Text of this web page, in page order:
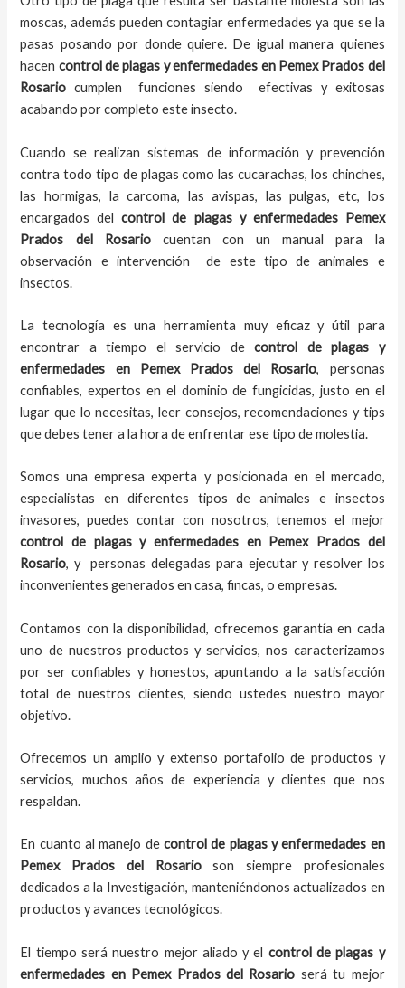
moscas, además pueden contagiar enfermedades ya que se la
pasas posando por donde quiere. De igual manera quienes
hacen control de plagas y enfermedades en Pemex Prados del
Rosario cumplen funciones siendo efectivas y exitosas
acabando por completo este insecto.
Cuando se realizan sistemas de información y prevención
contra todo tipo de plagas como las cucarachas, los chinches,
las hormigas, la carcoma, las avispas, las pulgas, etc, los
encargados delcontrol de plagas y enfermedades Pemex
Prados del Rosariocuentan con un manual para la
observación e intervención de este tipo de animales e
insectos.
La tecnología es una herramienta muy eficaz y útil para
encontrar a tiempo el servicio decontrol de plagas y
enfermedades en Pemex Prados del Rosario, personas
confiables, expertos en el dominio de fungicidas, justo en el
lugar que lo necesitas, leer consejos, recomendaciones y tips
que debes tener a la hora de enfrentar ese tipo de molestia.
Somos una empresa experta y posicionada en el mercado,
especialistas en diferentes tipos de animales e insectos
invasores, puedes contar con nosotros, tenemos el mejor
control de plagas y enfermedades en Pemex Prados del
Rosario, y personas delegadas para ejecutar y resolver los
inconvenientes generados en casa, fincas, o empresas.
Contamos con la disponibilidad, ofrecemos garantía en cada
uno de nuestros productos y servicios, nos caracterizamos
por ser confiables y honestos, apuntando a la satisfacción
total de nuestros clientes, siendo ustedes nuestro mayor
objetivo.
Ofrecemos un amplio y extenso portafolio de productos y
servicios, muchos años de experiencia y clientes que nos
respaldan.
En cuanto al manejo decontrol de plagas y enfermedades en
Pemex Prados del Rosarioson siempre profesionales
dedicados a la Investigación, manteniéndonos actualizados en
productos y avances tecnológicos.
El tiempo será nuestro mejor aliado y el control de plagas y
enfermedades en Pemex Prados del Rosario será tu mejor